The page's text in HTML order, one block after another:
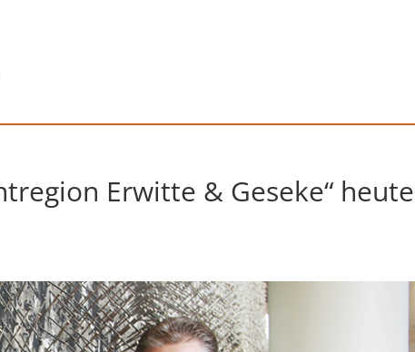
Erwitte & Geseke“ heute